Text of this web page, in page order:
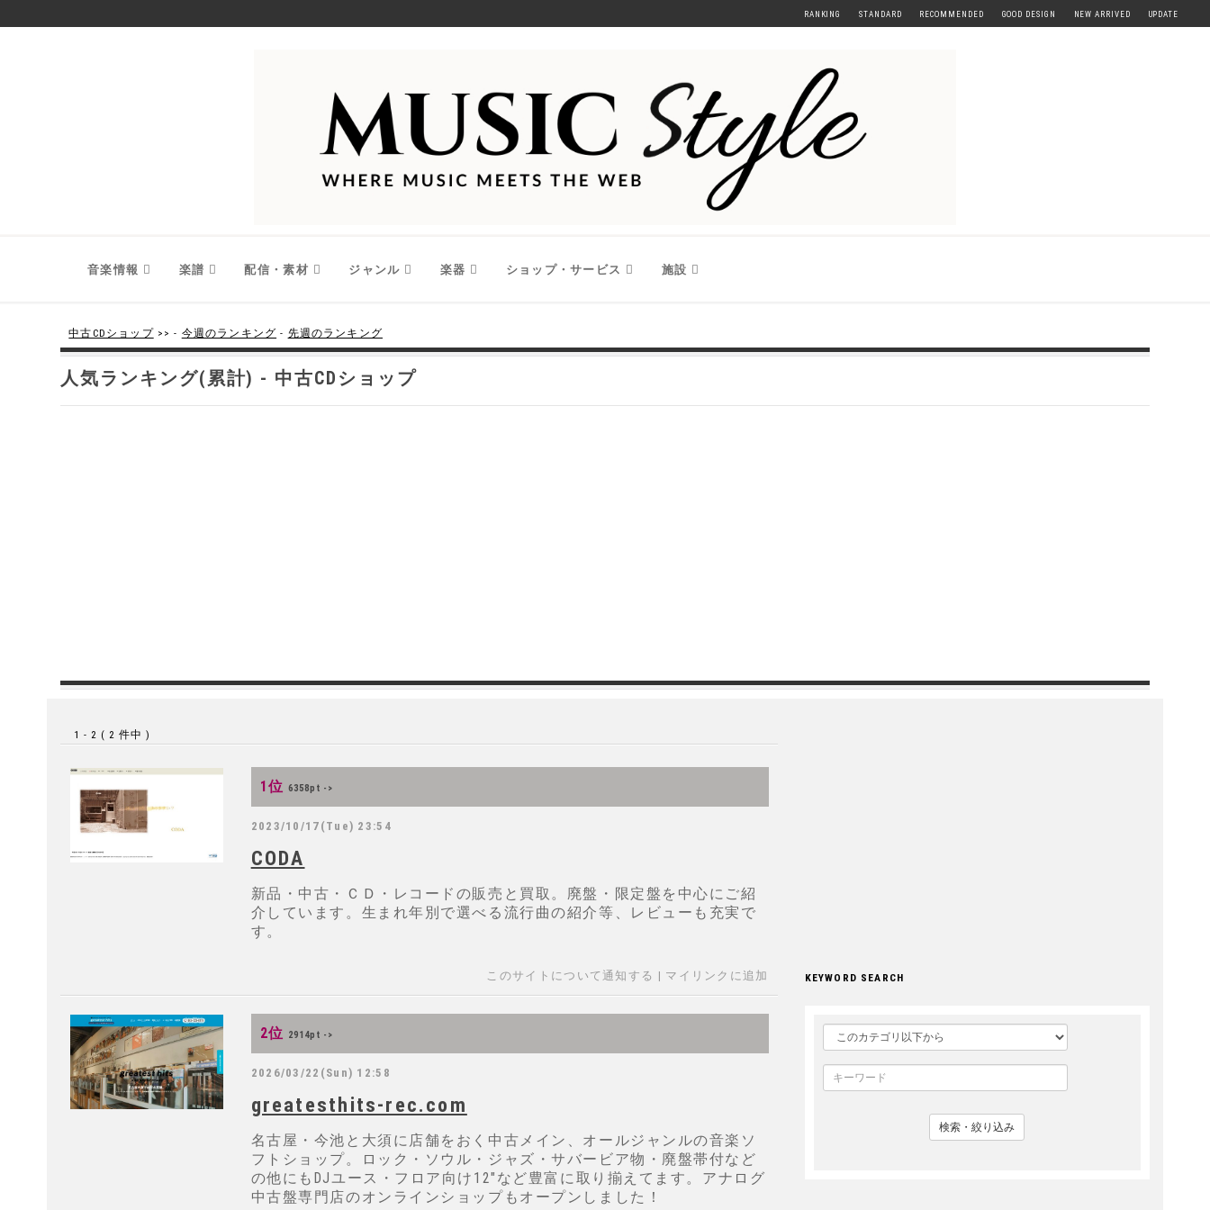
UPDATE
NEW ARRIVED
GOOD DESIGN
RECOMMENDED
STANDARD
RANKING
音楽情報 楽譜 配信・素材 ジャンル 楽器 ショップ・サービス 施設
中古CDショップ>> - 今週のランキング - 先週のランキング
人気ランキング(累計) - 中古CDショップ
1 - 2 ( 2 件中 )
1位 6358pt ->
2023/10/17(Tue) 23:54
CODA
新品・中古・ＣＤ・レコードの販売と買取。廃盤・限定盤を中心にご紹
介しています。生まれ年別で選べる流行曲の紹介等、レビューも充実で
す。
このサイトについて通知する | マイリンクに追加
2位 2914pt ->
2026/03/22(Sun) 12:58
greatesthits-rec.com
名古屋・今池と大須に店舗をおく中古メイン、オールジャンルの音楽ソ
フトショップ。ロック・ソウル・ジャズ・サバービア物・廃盤帯付など
の他にもDJユース・フロア向け12"など豊富に取り揃えてます。アナログ
中古盤専門店のオンラインショップもオープンしました！
KEYWORD SEARCH
検索・絞り込み